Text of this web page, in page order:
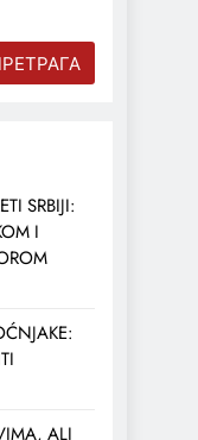
SRBIJI:
I
ALI